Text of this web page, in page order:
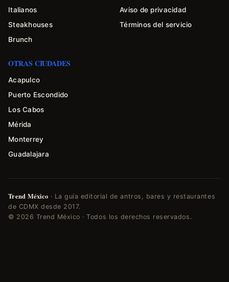
Italianos
Steakhouses
Brunch
Aviso de privacidad
Términos del servicio
OTRAS CIUDADES
Acapulco
Puerto Escondido
Los Cabos
Mérida
Monterrey
Guadalajara
Trend México · La guía editorial de antros, bares y restaurantes
de CDMX desde 2017.
© 2026 Trend México · Todos los derechos reservados.